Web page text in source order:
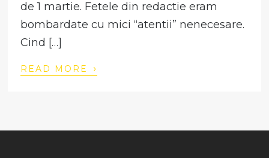
de 1 martie. Fetele din redactie eram
bombardate cu mici “atentii” nenecesare.
Cind […]
READ MORE ›